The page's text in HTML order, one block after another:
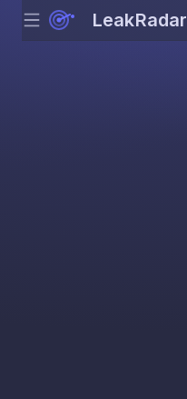
Menu LeakRadar